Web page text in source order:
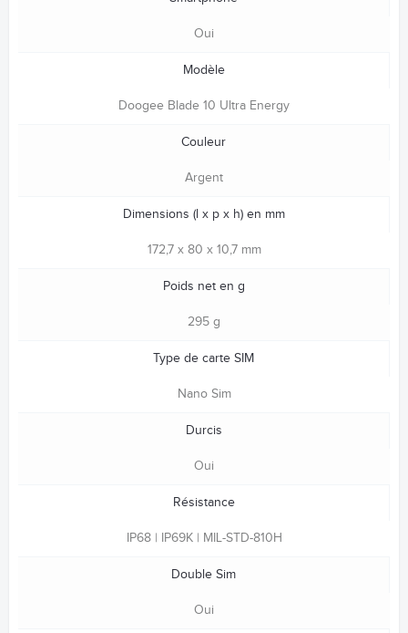
Oui
Modèle
Doogee Blade 10 Ultra Energy
Couleur
Argent
Dimensions (l x p x h) en mm
172,7 x 80 x 10,7 mm
Poids net en g
295 g
Type de carte SIM
Nano Sim
Durcis
Oui
Résistance
IP68 | IP69K | MIL-STD-810H
Double Sim
Oui